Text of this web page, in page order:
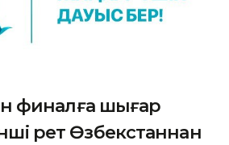
финалға шығар
рет Өзбекстаннан